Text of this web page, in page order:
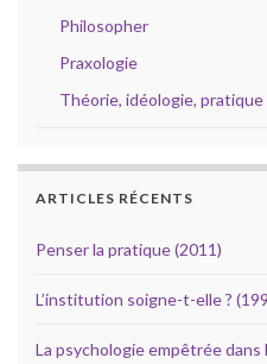
Philosopher
Praxologie
Théorie, idéologie, pratique
ARTICLES RÉCENTS
Penser la pratique (2011)
L’institution soigne-t-elle ?
La psychologie empêtrée dans